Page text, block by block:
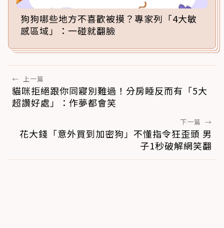
狗狗哪些地方不喜歡被摸？專家列「4大敏
感區域」：一碰就翻臉
← 上一篇
貓咪拒絕跟你同寢別難過！分房睡反而有「5大
超讚好處」：作夢都會笑
下一篇 →
花大錢「意外買到加密狗」不懂指令狂歪頭 男
子1秒破解網笑翻